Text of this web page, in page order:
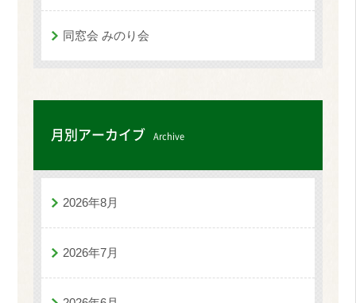
同窓会 みのり会
月別アーカイブ Archive
2026年8月
2026年7月